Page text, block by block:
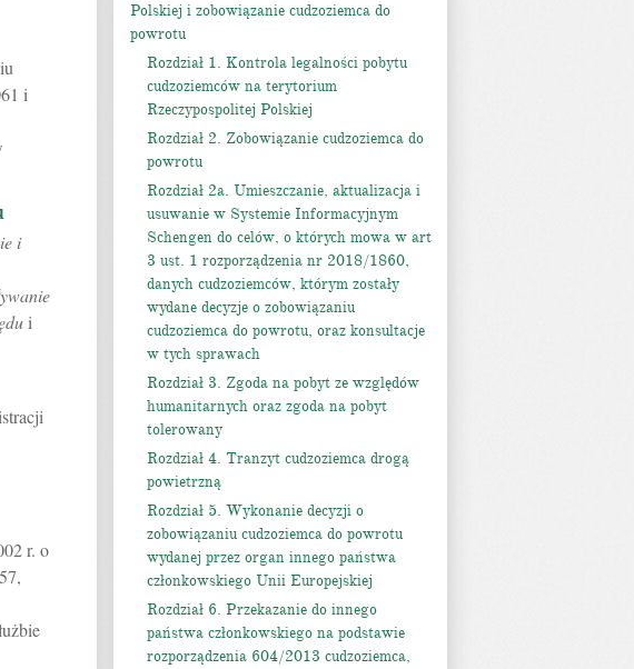
i
i
i
r. o
Polskiej i zobowiązanie cudzoziemca do
powrotu
Rozdział 1. Kontrola legalności pobytu
cudzoziemców na terytorium
Rzeczypospolitej Polskiej
Rozdział 2. Zobowiązanie cudzoziemca do
powrotu
Rozdział 2a. Umieszczanie, aktualizacja i
usuwanie w Systemie Informacyjnym
Schengen do celów, o których mowa w art
3 ust. 1 rozporządzenia nr 2018/1860,
danych cudzoziemców, którym zostały
wydane decyzje o zobowiązaniu
cudzoziemca do powrotu, oraz konsultacje
w tych sprawach
Rozdział 3. Zgoda na pobyt ze względów
humanitarnych oraz zgoda na pobyt
tolerowany
Rozdział 4. Tranzyt cudzoziemca drogą
powietrzną
Rozdział 5. Wykonanie decyzji o
zobowiązaniu cudzoziemca do powrotu
wydanej przez organ innego państwa
członkowskiego Unii Europejskiej
Rozdział 6. Przekazanie do innego
państwa członkowskiego na podstawie
rozporządzenia 604/2013 cudzoziemca,